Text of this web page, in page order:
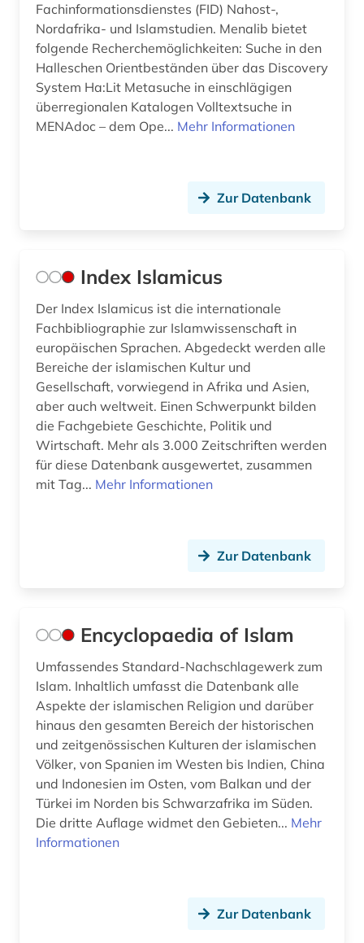
Fachinformationsdienstes (FID) Nahost-,
Nordafrika- und Islamstudien. Menalib bietet
folgende Recherchemöglichkeiten: Suche in den
Halleschen Orientbeständen über das Discovery
System Ha:Lit Metasuche in einschlägigen
überregionalen Katalogen Volltextsuche in
MENAdoc – dem Ope... Mehr Informationen
Zur Datenbank
Index Islamicus
Der Index Islamicus ist die internationale
Fachbibliographie zur Islamwissenschaft in
europäischen Sprachen. Abgedeckt werden alle
Bereiche der islamischen Kultur und
Gesellschaft, vorwiegend in Afrika und Asien,
aber auch weltweit. Einen Schwerpunkt bilden
die Fachgebiete Geschichte, Politik und
Wirtschaft. Mehr als 3.000 Zeitschriften werden
für diese Datenbank ausgewertet, zusammen
mit Tag... Mehr Informationen
Zur Datenbank
Encyclopaedia of Islam
Umfassendes Standard-Nachschlagewerk zum
Islam. Inhaltlich umfasst die Datenbank alle
Aspekte der islamischen Religion und darüber
hinaus den gesamten Bereich der historischen
und zeitgenössischen Kulturen der islamischen
Völker, von Spanien im Westen bis Indien, China
und Indonesien im Osten, vom Balkan und der
Türkei im Norden bis Schwarzafrika im Süden.
Die dritte Auflage widmet den Gebieten... Mehr
Informationen
Zur Datenbank